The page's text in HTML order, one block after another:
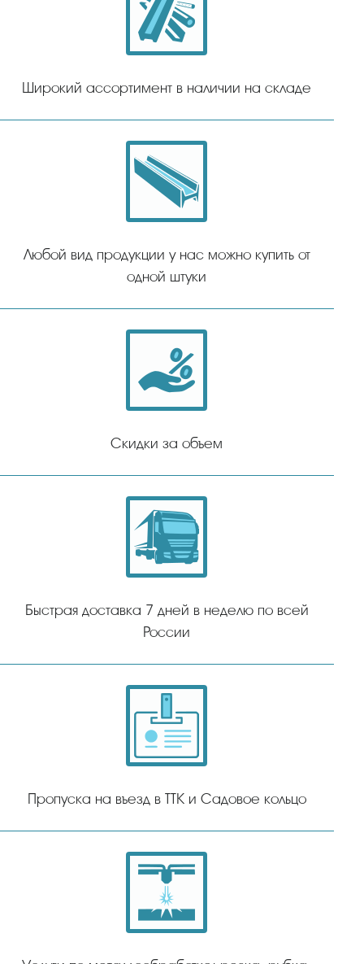
Широкий ассортимент в наличии на складе
Любой вид продукции у нас можно купить от
одной штуки
Скидки за объем
Быстрая доставка 7 дней в неделю по всей
России
Пропуска на въезд в ТТК и Садовое кольцо